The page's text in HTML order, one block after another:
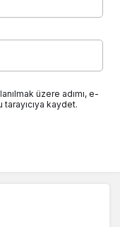
üzere adımı, e-
kaydet.